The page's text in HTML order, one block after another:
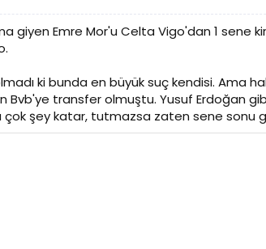
giyen Emre Mor'u Celta Vigo'dan 1 sene
ki bunda en büyük suç kendisi. Ama
transfer olmuştu. Yusuf Erdoğan
çok şey katar, tutmazsa zaten sene sonu